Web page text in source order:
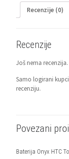
Recenzije (0)
Recenzije
Još nema recenzija.
Samo logirani
recenziju.
Povezani
Baterija Onyx HTC